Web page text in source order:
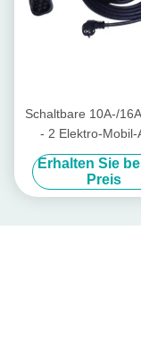
Schaltbare 10A-/
- 2 Elektro-Mobil-
Ladegerät des
EVSE
Erhalten Sie
Preis